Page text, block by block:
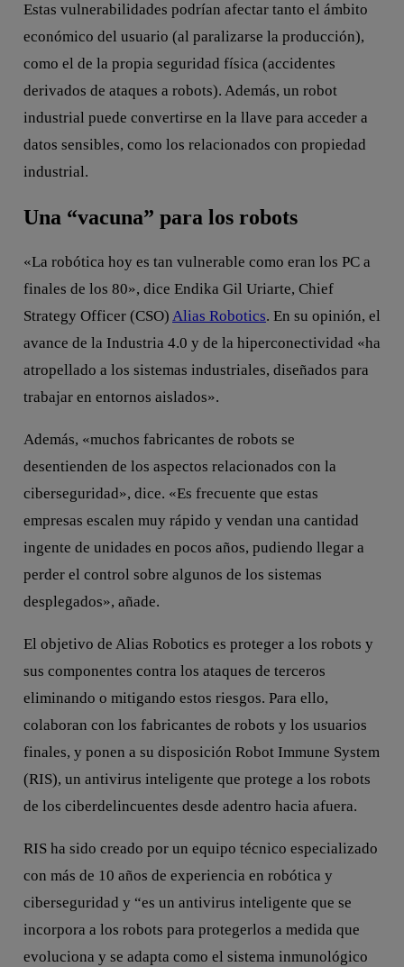
Estas vulnerabilidades podrían afectar tanto el ámbito
económico del usuario (al paralizarse la producción),
como el de la propia seguridad física (accidentes
derivados de ataques a robots). Además, un robot
industrial puede convertirse en la llave para acceder a
datos sensibles, como los relacionados con propiedad
industrial.
Una “vacuna” para los robots
«La robótica hoy es tan vulnerable como eran los PC a
finales de los 80», dice Endika Gil Uriarte, Chief
Strategy Officer (CSO) Alias Robotics. En su opinión, el
avance de la Industria 4.0 y de la hiperconectividad «ha
atropellado a los sistemas industriales, diseñados para
trabajar en entornos aislados».
Además, «muchos fabricantes de robots se
desentienden de los aspectos relacionados con la
ciberseguridad», dice. «Es frecuente que estas
empresas escalen muy rápido y vendan una cantidad
ingente de unidades en pocos años, pudiendo llegar a
perder el control sobre algunos de los sistemas
desplegados», añade.
El objetivo de Alias Robotics es proteger a los robots y
sus componentes contra los ataques de terceros
eliminando o mitigando estos riesgos. Para ello,
colaboran con los fabricantes de robots y los usuarios
finales, y ponen a su disposición Robot Immune System
(RIS), un antivirus inteligente que protege a los robots
de los ciberdelincuentes desde adentro hacia afuera.
RIS ha sido creado por un equipo técnico especializado
con más de 10 años de experiencia en robótica y
ciberseguridad y “es un antivirus inteligente que se
incorpora a los robots para protegerlos a medida que
evoluciona y se adapta como el sistema inmunológico